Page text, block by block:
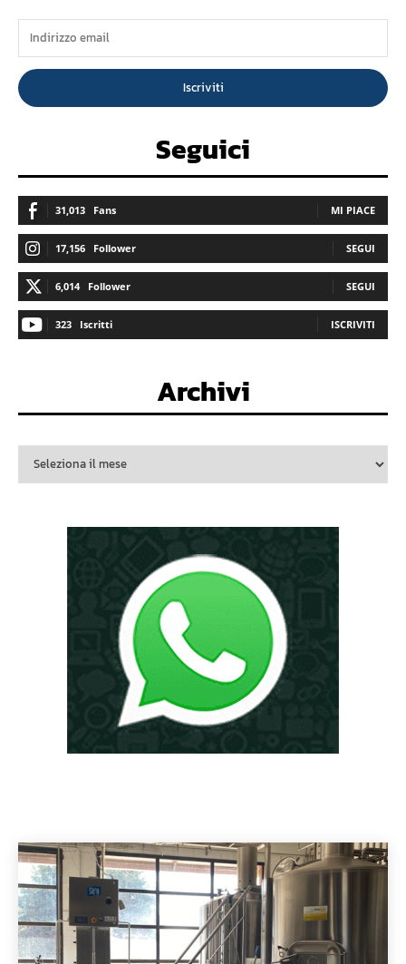
Iscriviti
Seguici
31,013 Fans MI PIACE
17,156 Follower SEGUI
6,014 Follower SEGUI
323 Iscritti ISCRIVITI
Archivi